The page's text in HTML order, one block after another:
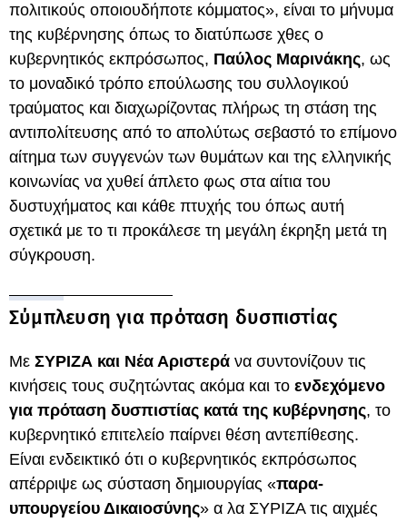
πολιτικούς οποιουδήποτε κόμματος», είναι το μήνυμα
της κυβέρνησης όπως το διατύπωσε χθες ο
κυβερνητικός εκπρόσωπος, Παύλος Μαρινάκης, ως
το μοναδικό τρόπο επούλωσης του συλλογικού
τραύματος και διαχωρίζοντας πλήρως τη στάση της
αντιπολίτευσης από το απολύτως σεβαστό το επίμονο
αίτημα των συγγενών των θυμάτων και της ελληνικής
κοινωνίας να χυθεί άπλετο φως στα αίτια του
δυστυχήματος και κάθε πτυχής του όπως αυτή
σχετικά με το τι προκάλεσε τη μεγάλη έκρηξη μετά τη
σύγκρουση.
Σύμπλευση για πρόταση δυσπιστίας
Με ΣΥΡΙΖΑ και Νέα Αριστερά να συντονίζουν τις
κινήσεις τους συζητώντας ακόμα και το ενδεχόμενο
για πρόταση δυσπιστίας κατά της κυβέρνησης, το
κυβερνητικό επιτελείο παίρνει θέση αντεπίθεσης.
Είναι ενδεικτικό ότι ο κυβερνητικός εκπρόσωπος
απέρριψε ως σύσταση δημιουργίας «παρα-
υπουργείου Δικαιοσύνης» α λα ΣΥΡΙΖΑ τις αιχμές